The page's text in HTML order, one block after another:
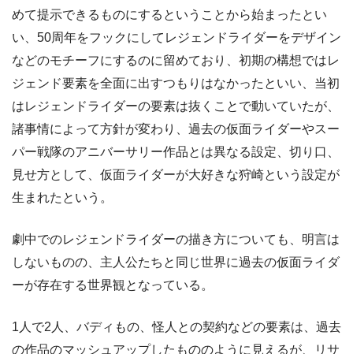
めて提示できるものにするということから始まったとい
い、50周年をフックにしてレジェンドライダーをデザイン
などのモチーフにするのに留めており、初期の構想ではレ
ジェンド要素を全面に出すつもりはなかったといい、当初
はレジェンドライダーの要素は抜くことで動いていたが、
諸事情によって方針が変わり、過去の仮面ライダーやスー
パー戦隊のアニバーサリー作品とは異なる設定、切り口、
見せ方として、仮面ライダーが大好きな狩崎という設定が
生まれたという。
劇中でのレジェンドライダーの描き方についても、明言は
しないものの、主人公たちと同じ世界に過去の仮面ライダ
ーが存在する世界観となっている。
1人で2人、バディもの、怪人との契約などの要素は、過去
の作品のマッシュアップしたもののように見えるが、リサ